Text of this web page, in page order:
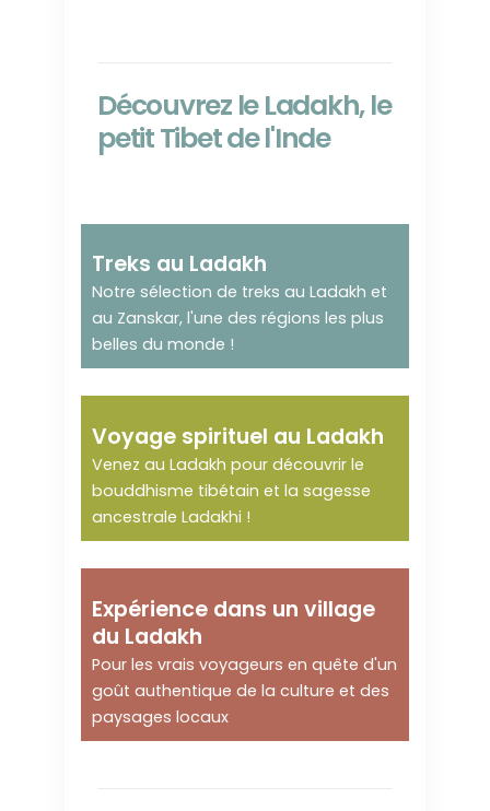
Découvrez le Ladakh, le
petit Tibet de l'Inde
Le grand Himalaya à
pied !
Treks au Ladakh
Notre sélection de treks au Ladakh et
au Zanskar, l'une des régions les plus
belles du monde !
Élevez-vous !
Voyage spirituel au Ladakh
Venez au Ladakh pour découvrir le
bouddhisme tibétain et la sagesse
ancestrale Ladakhi !
Voyager, c'est s'éveiller
Expérience dans un village
du Ladakh
Pour les vrais voyageurs en quête d'un
goût authentique de la culture et des
paysages locaux